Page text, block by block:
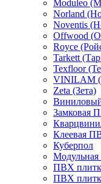
Moduleo
Norland
Noventis
Offwood
Royce
Tarkett
Texfloor
VINILAM
Zeta (Зета)
Замковая
Клеевая
Куберпол
ПВХ
ПВХ